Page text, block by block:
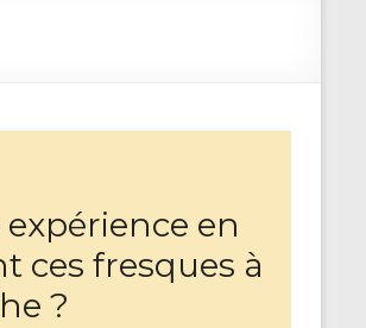
expérience en
ces fresques à
?